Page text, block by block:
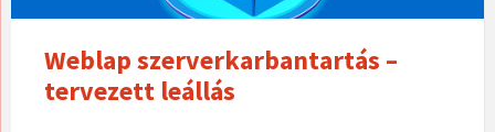
Weblap szerverkarbantartás –
tervezett leállás